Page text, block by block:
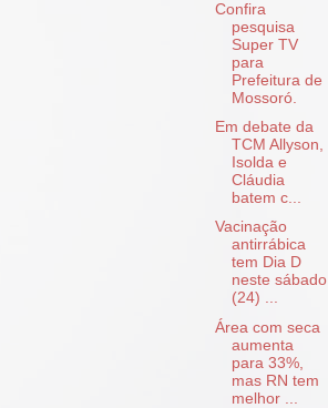
Confira
pesquisa
Super TV
para
Prefeitura de
Mossoró.
Em debate da
TCM Allyson,
Isolda e
Cláudia
batem c...
Vacinação
antirrábica
tem Dia D
neste sábado
(24) ...
Área com seca
aumenta
para 33%,
mas RN tem
melhor ...